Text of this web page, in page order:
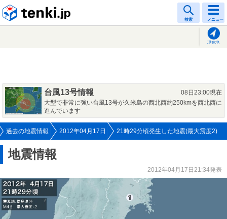
検索 メニュー
現在地
台風13号情報
08日23:00現在
大型で非常に強い台風13号が久米島の西北西約250kmを西北西に
進んでいます
過去の地震情報 2012年04月17日 21時29分頃発生した地震(最大震度2)
地震情報
2012年04月17日21:34発表